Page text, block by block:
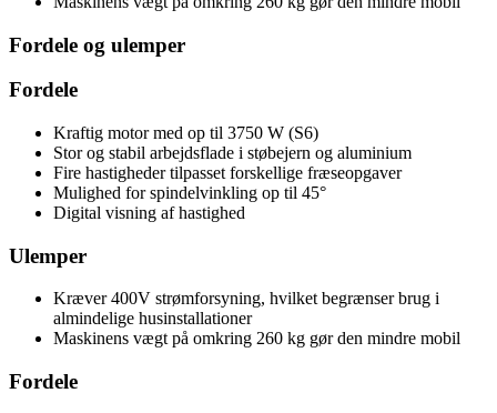
Fordele og ulemper
Fordele
Kraftig motor med op til 3750 W (S6)
Stor og stabil arbejdsflade i støbejern og aluminium
Fire hastigheder tilpasset forskellige fræseopgaver
Mulighed for spindelvinkling op til 45°
Digital visning af hastighed
Ulemper
Kræver 400V strømforsyning, hvilket begrænser brug i
almindelige husinstallationer
Maskinens vægt på omkring 260 kg gør den mindre mobil
Fordele